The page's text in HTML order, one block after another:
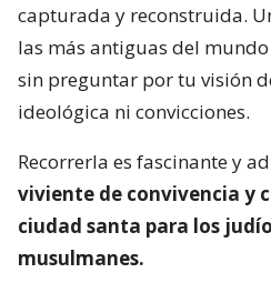
capturada y reconstruida.
las más antiguas del
sin preguntar por tu visión
ideológica ni convicciones.
Recorrerla es fascinante y
viviente de convivencia y
ciudad santa para los
musulmanes.